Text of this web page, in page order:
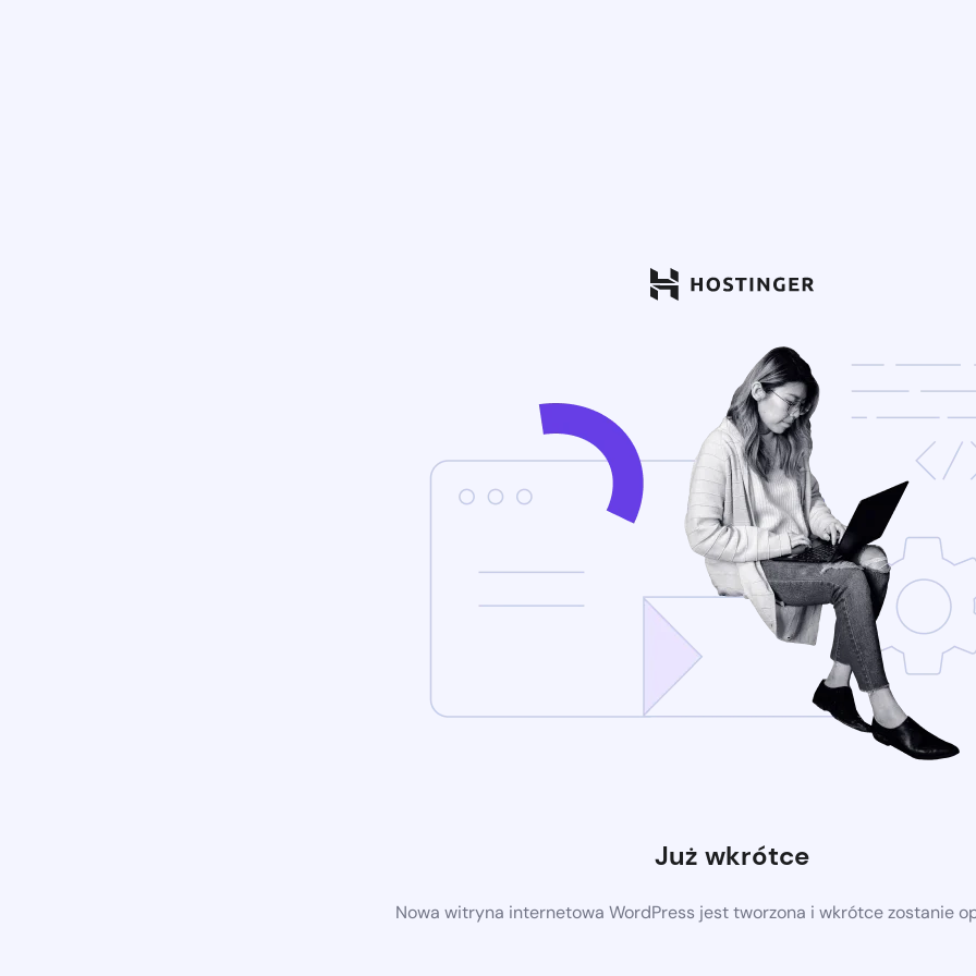
Już wkrótce
Nowa witryna internetowa WordPress jest tworzona i wkrótce zostanie